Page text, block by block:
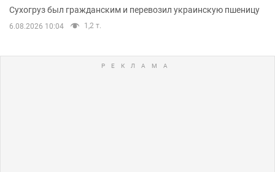
Сухогруз был гражданским и перевозил украинскую пшеницу
6.08.2026 10:04 1,2 т.